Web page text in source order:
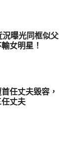
曝光同框似父
女明星！
任丈夫毀容，
丈夫